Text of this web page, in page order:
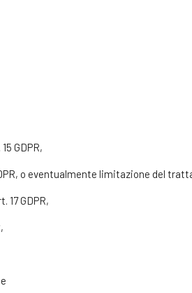
GDPR,
o eventualmente limitazione del
GDPR,